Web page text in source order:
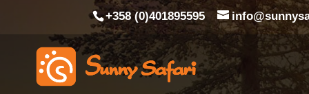
+358 (0)401895595